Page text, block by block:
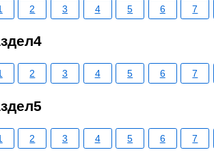
2 3 4 5 6 7
2 3 4 5 6 7
2 3 4 5 6 7